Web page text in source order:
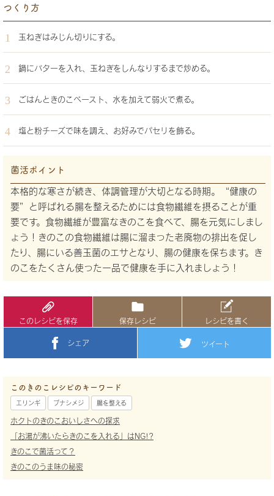
つくり方
玉ねぎはみじん切りにする。
鍋にバターを入れ、玉ねぎをしんなりするまで炒める。
ごはんときのこペースト、水を加えて弱火で煮る。
塩と粉チーズで味を調え、お好みでパセリを飾る。
菌活ポイント
本格的な寒さが続き、体調管理が大切となる時期。“健康の
要”と呼ばれる腸を整えるためには食物繊維を摂ることが重
要です。食物繊維が豊富なきのこを食べて、腸を元気にしまし
ょう！きのこの食物繊維は腸に溜まった老廃物の排出を促し
たり、腸にいる善玉菌のエサとなり、腸の健康を保ちます。き
のこをたくさん使った一品で健康を手に入れましょう！
このレシピを保存 保存レシピ レシピを書く
シェア ツイート
このきのこレシピのキーワード
エリンギ ブナシメジ 腸を整える
ホクトのきのこおいしさへの探求
「お湯が沸いたらきのこを入れる」はNG!?
きのこで菌活って？
きのこのうま味の秘密